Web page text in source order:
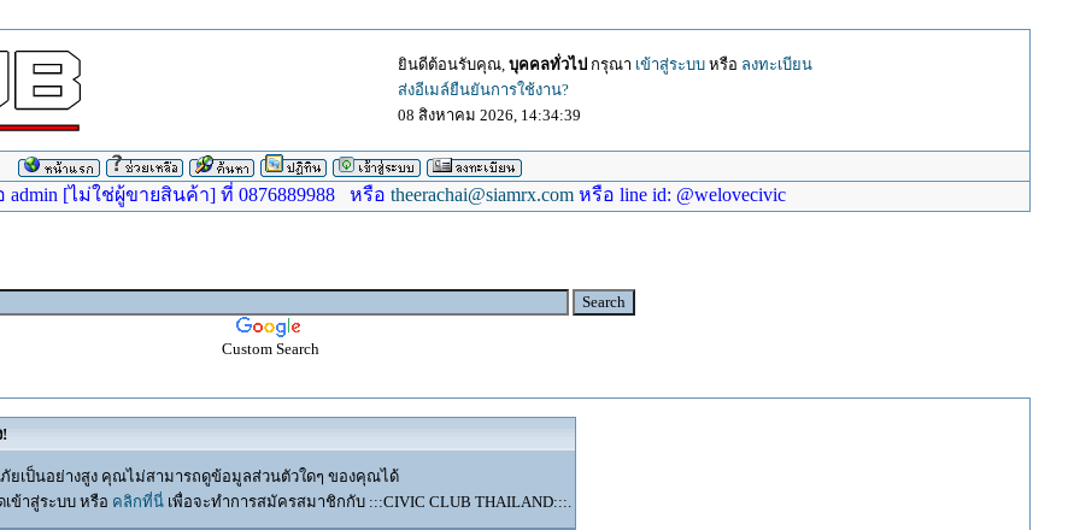
ยินดีต้อนรับคุณ, บุคคลทั่วไป กรุณา เข้าสู่ระบบหรือ ลงทะเบียน
ส่งอีเมล์ยืนยันการใช้งาน?
08 สิงหาคม 2026, 14:34:39
[ไม่ใช่ผู้ขายสินค้า] ที่ 0876889988 หรือtheerachai@siamrx.com หรือ line id: @welovecivic
Custom Search
ยเป็นอย่างสูง คุณไม่สามารถดูข้อมูลส่วนตัวใดๆ ของคุณได้
เข้าสู่ระบบ หรือ คลิกที่นี่เพื่อจะทำการสมัครสมาชิกกับ :::CIVIC CLUB THAILAND:::.